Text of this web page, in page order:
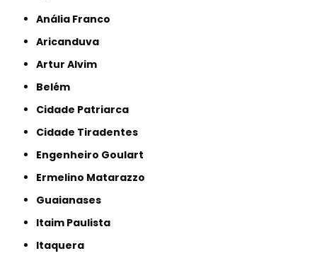
Anália Franco
Aricanduva
Artur Alvim
Belém
Cidade Patriarca
Cidade Tiradentes
Engenheiro Goulart
Ermelino Matarazzo
Guaianases
Itaim Paulista
Itaquera